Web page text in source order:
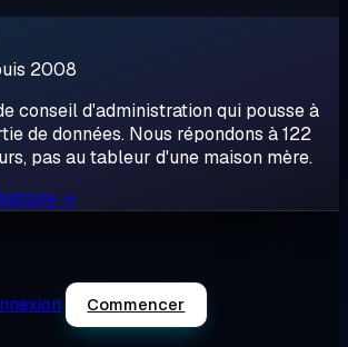
2008
conseil d'administration qui pousse à
de données. Nous répondons à 122
pas au tableur d'une maison mère.
→
Commencer